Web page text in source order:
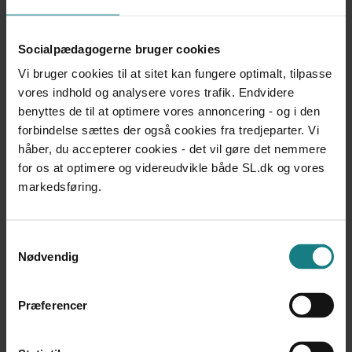
Socialpædagogerne bruger cookies
Vi bruger cookies til at sitet kan fungere optimalt, tilpasse
vores indhold og analysere vores trafik. Endvidere
benyttes de til at optimere vores annoncering - og i den
forbindelse sættes der også cookies fra tredjeparter. Vi
håber, du accepterer cookies - det vil gøre det nemmere
for os at optimere og videreudvikle både SL.dk og vores
markedsføring.
Nødvendig
Præferencer
udvikle konfliktrådsordningen med henblik på, at
der meget der taler for at styrke de udviklingstræk, hvor
konfliktrådsordningen bliver forankret lokalt på de
enkelte politistationer og i sagsbehandlerleddet.
Evalueringen peger på en række initiativer og indsatser,
som kan styrke anvendelsen af konfliktråd. Der er ikke
tale om anbefalinger, men opmærksomhedspunkter
som afdækker muligheder for udvikling og forbedringer
Metode
kvantitative data. Der er gennemført interview med
en nærmere undersøgelse af organiseringen i fire